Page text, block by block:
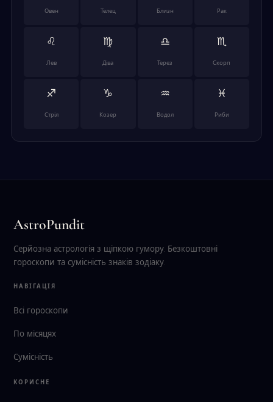
Овен Телец Близн Рак
♌
Лев
♍
Діва
♎
Терез
♏
Скорп
♐
Стріл
♑
Козер
♒
Водол
♓
Риби
AstroPundit
Серйозна астрологія з щіпкою гумору. Безкоштовні
гороскопи та сумісність знаків зодіаку.
НАВІГАЦІЯ
Всі гороскопи
По місяцях
Сумісність
КОРИСНЕ